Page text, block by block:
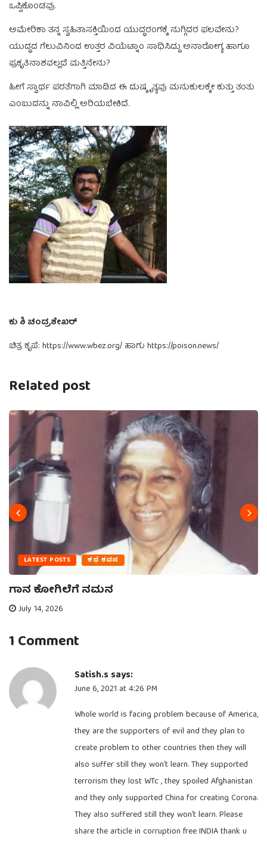
ಒಪ್ಪಿಕೊಂಡವು.
ಅಮೇರಿಕಾ ತನ್ನ ಸ್ವಹಿತಾಸಕ್ತಿಯಿಂದ ಯುದ್ಧರಂಗಕ್ಕೆ ನುಗ್ಗಿದರ ಫಲವೇನು?
ಯುದ್ಧದ ಗೆಲುವಿನಿಂದ ಉತ್ತರ ವಿಯೆಟ್ನಾಂ ಸಾಧಿಸಿದ್ದು ಅನಾರೋಗ್ಯ ಹಾಗೂ
ಪ್ರಕೃತಿನಾಶವಲ್ಲದೆ ಮತ್ತಿನೇನು?
ಹೀಗೆ ಸ್ವಾರ್ಥ ಪರತೆಗಾಗಿ ಮಾಡಿದ ಈ ದುಷ್ಕೃತ್ಯವು ಮನುಕುಲಕ್ಕೇ ಕುತ್ತು ತಂತು
ಎಂಬುದನ್ನು ನಾವಿಲ್ಲಿ ಅರಿಯಬೇಕಿದೆ.
ಕು ಶಿ ಚಂದ್ರಶೇಖರ್
ಚಿತ್ರ ಕೃಪೆ: https://www.wbez.org/ ಹಾಗು https://poison.news/
Related post
LATEST POSTS ಕಥೆ ಕವನ
ಗಾನ ಕೋಗಿಲೆಗೆ ನಮನ
July 14, 2026
1 Comment
Satish.s says:
June 6, 2021 at 4:26 PM
Whole world is facing problem because of America,
they are the supporters of evil and they plan to
create problem to other countries then they will
also suffer still they won’t learn. They supported
terrorism they lost WTc , they spoiled Afghanistan
and they only supported China for creating Corona.
They also suffered still they won’t learn. Please
share the article in corruption free INDIA thank u